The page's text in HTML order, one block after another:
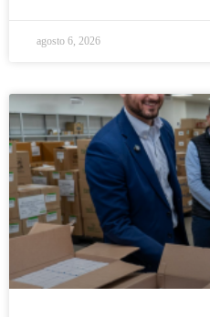
agosto 6, 2026